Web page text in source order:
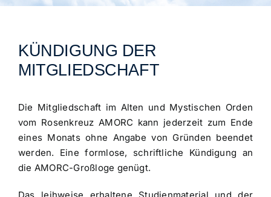
Veranstaltungen
KÜNDIGUNG DER
MITGLIEDSCHAFT
Die Mitgliedschaft im Alten und Mystischen Orden
vom Rosenkreuz AMORC kann jederzeit zum Ende
eines Monats ohne Angabe von Gründen beendet
werden. Eine formlose, schriftliche Kündigung an
die AMORC-Großloge genügt.